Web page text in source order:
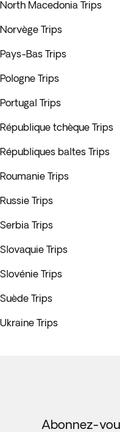
North Macedonia Trips
Norvège Trips
Pays-Bas Trips
Pologne Trips
Portugal Trips
République tchèque Trips
Républiques baltes Trips
Roumanie Trips
Russie Trips
Serbia Trips
Slovaquie Trips
Slovénie Trips
Suède Trips
Ukraine Trips
Abonnez-